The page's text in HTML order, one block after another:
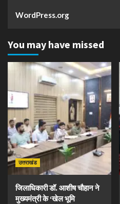
WordPress.org
You may have missed
उत्तराखंड
जिलाधिकारी डॉ. आशीष चौहान ने
मुख्यमंत्री के ‘खेल भूमि